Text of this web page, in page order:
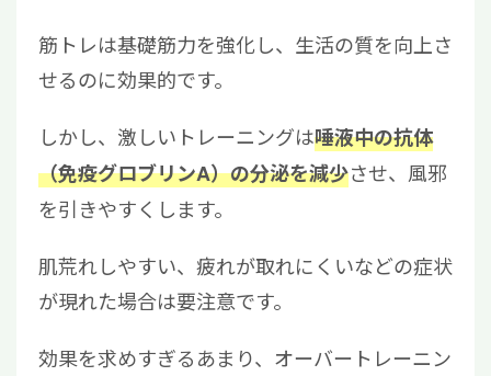
筋トレは基礎筋力を強化し、生活の質を向上さ
せるのに効果的です。
しかし、激しいトレーニングは唾液中の抗体
（免疫グロブリンA）の分泌を減少させ、風邪
を引きやすくします。
肌荒れしやすい、疲れが取れにくいなどの症状
が現れた場合は要注意です。
効果を求めすぎるあまり、オーバートレーニン